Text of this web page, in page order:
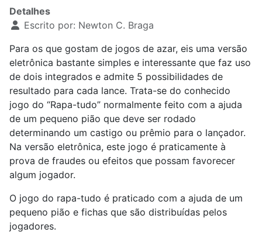
Detalhes
Escrito por: Newton C. Braga
Para os que gostam de jogos de azar, eis uma versão
eletrônica bastante simples e interessante que faz uso
de dois integrados e admite 5 possibilidades de
resultado para cada lance. Trata-se do conhecido
jogo do “Rapa-tudo” normalmente feito com a ajuda
de um pequeno pião que deve ser rodado
determinando um castigo ou prêmio para o lançador.
Na versão eletrônica, este jogo é praticamente à
prova de fraudes ou efeitos que possam favorecer
algum jogador.
O jogo do rapa-tudo é praticado com a ajuda de um
pequeno pião e fichas que são distribuídas pelos
jogadores.